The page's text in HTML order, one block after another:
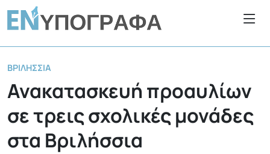
ΒΡΙΛΉΣΣΙΑ
Ανακατασκευή προαυλίων
σε τρεις σχολικές μονάδες
στα Βριλήσσια